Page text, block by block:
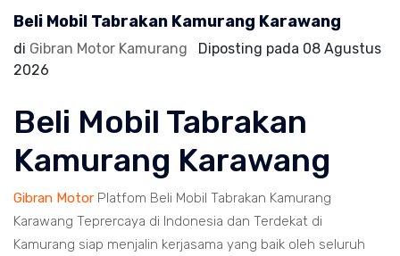
Beli Mobil Tabrakan Kamurang Karawang
di Gibran Motor Kamurang Diposting pada 08 Agustus
2026
Beli Mobil Tabrakan
Kamurang Karawang
Gibran Motor Platfom Beli Mobil Tabrakan Kamurang
Karawang Teprercaya di Indonesia dan Terdekat di
Kamurang siap menjalin kerjasama yang baik oleh seluruh